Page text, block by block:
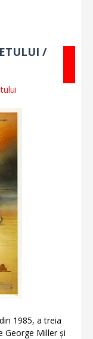
/
1985, a treia
George Miller și